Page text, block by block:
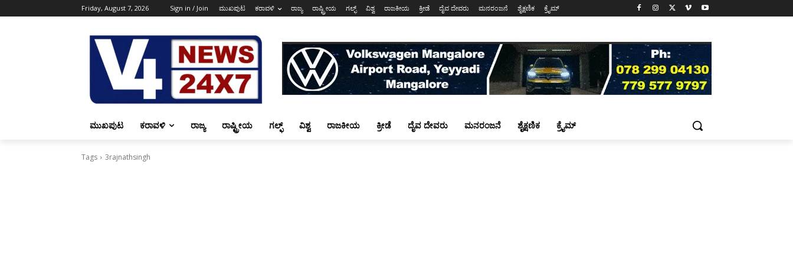
Friday, August 7, 2026 Sign in / Join ಮುಖಪುಟ ಕರಾವಳಿ ರಾಜ್ಯ ರಾಷ್ಟ್ರೀಯ ಗಲ್ಫ್ ವಿಶ್ವ ರಾಜಕೀಯ ಕ್ರೀಡೆ ದೈವ ದೇವರು ಮನರಂಜನೆ ಶೈಕ್ಷಣಿಕ ಕ್ರೈಮ್
ಮುಖಪುಟ ಕರಾವಳಿ ರಾಜ್ಯ ರಾಷ್ಟ್ರೀಯ ಗಲ್ಫ್ ವಿಶ್ವ ರಾಜಕೀಯ ಕ್ರೀಡೆ ದೈವ ದೇವರು ಮನರಂಜನೆ ಶೈಕ್ಷಣಿಕ ಕ್ರೈಮ್
Tags 3rajnathsingh